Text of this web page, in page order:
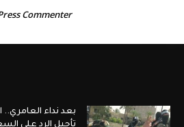
Commenter
بعد نداء العامري..
تأجيل الرد على